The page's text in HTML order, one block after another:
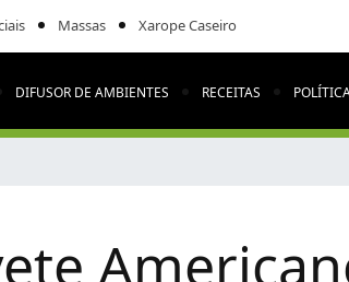
Massas Xarope Caseiro
DIFUSOR DE AMBIENTES RECEITAS